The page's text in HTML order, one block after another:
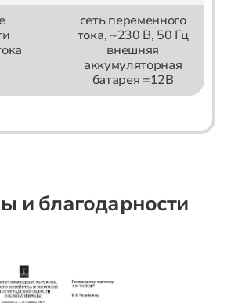
сеть переменного
тока, ~230 В, 50 Гц
внешняя
аккумуляторная
батарея =12В
и благодарности